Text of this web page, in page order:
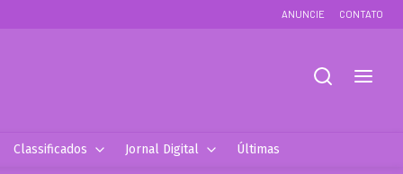
ANUNCIE CONTATO
Classificados Jornal Digital Últimas